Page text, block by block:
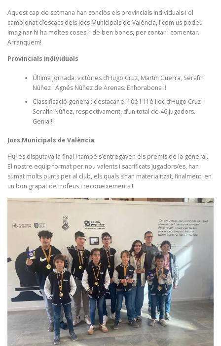
Aquest cap de setmana han conclòs els provincials individuals i el
campionat d’escacs dels Jocs Municipals de València, i com us podeu
imaginar hi ha moltes coses, i de ben bones, per contar i comentar.
Arranquem!
Provincials individuals
Última jornada: victòries d’Hugo Cruz, Martín Guerra, Serafín
Núñez i Agnés Núñez de Arenas. Enhorabona !!
Classificació general: destacar el 10é i 11é lloc d’Hugo Cruz i
Serafín Núñez, respectivament, d’un total de 46 jugadors.
Genial!!
Jocs Municipals de València
Hui es disputava la final i també s’entregaven els premis de la general.
El nostre equip format per nou valents i sacrificats jugadors/es, han
sumat molts punts per al club, els quals s’han materialitzat, finalment, en
un bon grapat de trofeus i reconeixements!!